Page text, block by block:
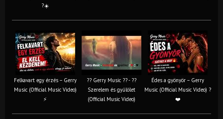
?☀️
Felkavart egy érzés – Gerry
Music (Official Music Video)
⚡
?? Gerry Music ?? - ??
Szerelem és gyűlölet
(Official Music Video)
Édes a gyönyör – Gerry
Music (Official Music Video) ?
❤️